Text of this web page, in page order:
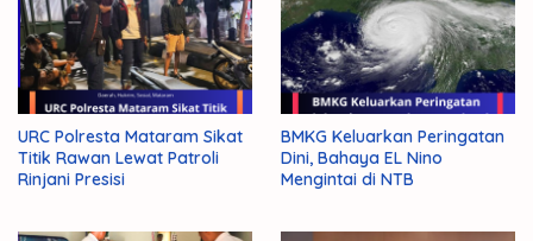
URC Polresta Mataram Sikat
Titik Rawan Lewat Patroli
Rinjani Presisi
BMKG Keluarkan Peringatan
Dini, Bahaya EL Nino
Mengintai di NTB